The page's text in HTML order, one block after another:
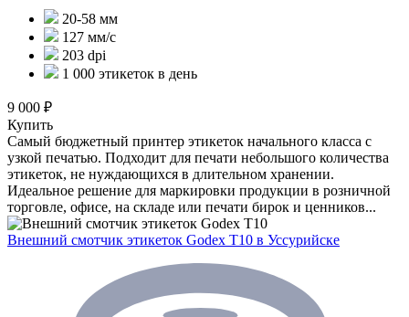
20-58 мм
127 мм/с
203 dpi
1 000 этикеток в день
9 000 ₽
Купить
Самый бюджетный принтер этикеток начального класса с
узкой печатью. Подходит для печати небольшого количества
этикеток, не нуждающихся в длительном хранении.
Идеальное решение для маркировки продукции в розничной
торговле, офисе, на складе или печати бирок и ценников...
Внешний смотчик этикеток Godex T10 в Уссурийске